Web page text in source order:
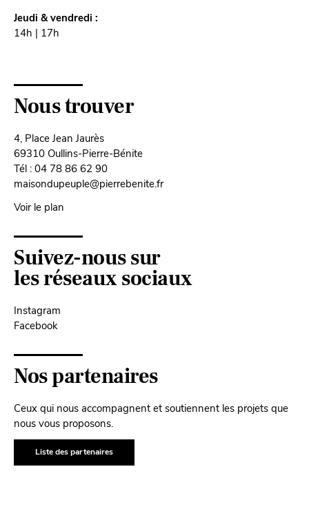
Jeudi & vendredi :
14h | 17h
Nous trouver
4, Place Jean Jaurès
69310 Oullins-Pierre-Bénite
Tél : 04 78 86 62 90
maisondupeuple@pierrebenite.fr
Voir le plan
Suivez-nous sur
les réseaux sociaux
Instagram
Facebook
Nos partenaires
Ceux qui nous accompagnent et soutiennent les projets que
nous vous proposons.
Liste des partenaires